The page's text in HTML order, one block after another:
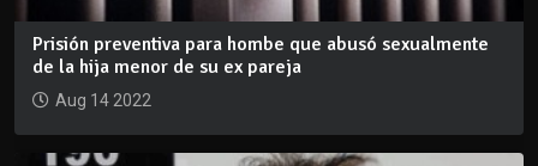
Prisión preventiva para hombe que abusó sexualmente
de la hija menor de su ex pareja
Aug 14 2022